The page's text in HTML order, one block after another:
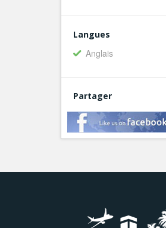
Langues
Anglais
Partager